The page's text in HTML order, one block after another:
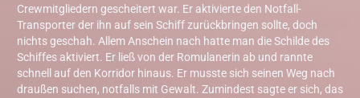
Crewmitgliedern gescheitert war. Er aktivierte den Notfall-
Transporter der ihn auf sein Schiff zurückbringen sollte, doch
nichts geschah. Allem Anschein nach hatte man die Schilde des
Schiffes aktiviert. Er ließ von der Romulanerin ab und rannte
schnell auf den Korridor hinaus. Er musste sich seinen Weg nach
draußen suchen, notfalls mit Gewalt. Zumindest sagte er sich, das